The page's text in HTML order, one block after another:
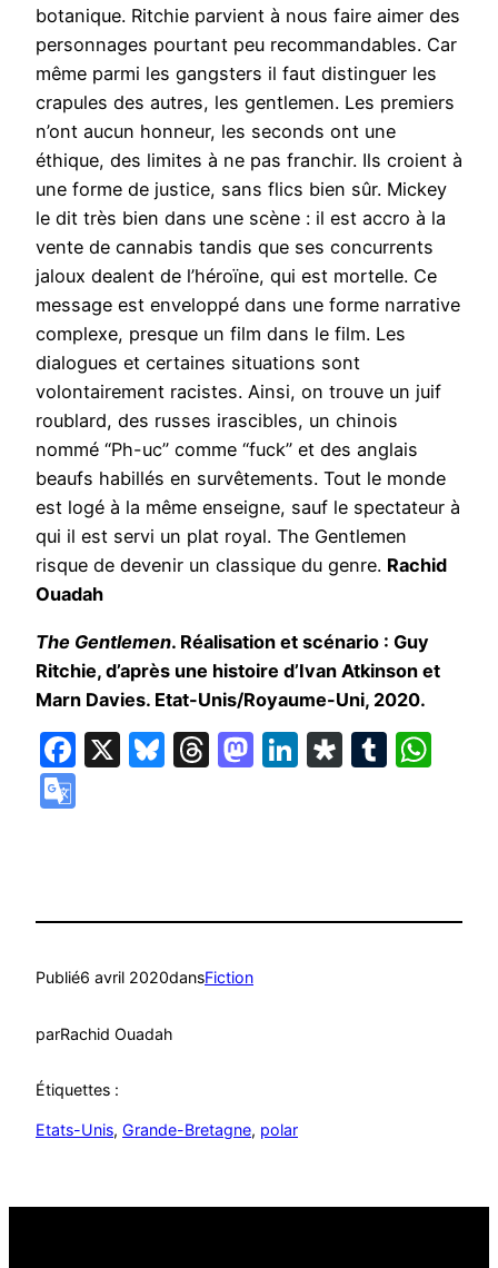
botanique. Ritchie parvient à nous faire aimer des
personnages pourtant peu recommandables. Car
même parmi les gangsters il faut distinguer les
crapules des autres, les gentlemen. Les premiers
n’ont aucun honneur, les seconds ont une
éthique, des limites à ne pas franchir. Ils croient à
une forme de justice, sans flics bien sûr. Mickey
le dit très bien dans une scène : il est accro à la
vente de cannabis tandis que ses concurrents
jaloux dealent de l’héroïne, qui est mortelle. Ce
message est enveloppé dans une forme narrative
complexe, presque un film dans le film. Les
dialogues et certaines situations sont
volontairement racistes. Ainsi, on trouve un juif
roublard, des russes irascibles, un chinois
nommé “Ph-uc” comme “fuck” et des anglais
beaufs habillés en survêtements. Tout le monde
est logé à la même enseigne, sauf le spectateur à
qui il est servi un plat royal. The Gentlemen
risque de devenir un classique du genre. Rachid
Ouadah
The Gentlemen. Réalisation et scénario : Guy
Ritchie, d’après une histoire d’Ivan Atkinson et
Marn Davies. Etat-Unis/Royaume-Uni, 2020.
Facebook
X Bluesky
Threads
Mastodon
LinkedIn
Diaspora
Publié6 avril 2020dansFiction
parRachid Ouadah
Étiquettes :
Etats-Unis, Grande-Bretagne, polar